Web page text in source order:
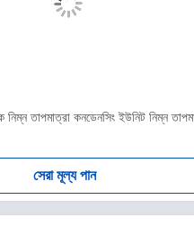
তাপমাত্রা কনডেনসিং ইউনিট নিম্ন
সেরা মূল্য পান